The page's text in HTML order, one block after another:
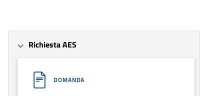
Richiesta AES
DOMANDA